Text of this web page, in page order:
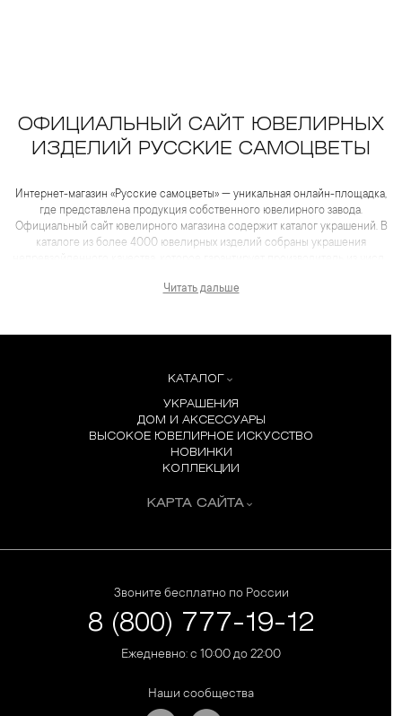
ОФИЦИАЛЬНЫЙ САЙТ ЮВЕЛИРНЫХ
ИЗДЕЛИЙ РУССКИЕ САМОЦВЕТЫ
Интернет-магазин «Русские самоцветы» — уникальная онлайн-площадка,
где представлена продукция собственного ювелирного завода.
Официальный сайт ювелирного магазина содержит каталог украшений. В
каталоге из более 4000 ювелирных изделий собраны украшения
качественные фотографии и видеоматериалы, но и
Читать дальше
КАТАЛОГ
УКРАШЕНИЯ
ДОМ И АКСЕССУАРЫ
ВЫСОКОЕ ЮВЕЛИРНОЕ ИСКУССТВО
НОВИНКИ
КОЛЛЕКЦИИ
КАРТА САЙТА
Звоните бесплатно по России
8 (800) 777-19-12
Ежедневно: с 10:00 до 22:00
Наши сообщества